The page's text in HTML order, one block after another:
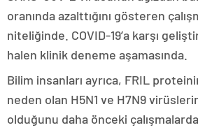
oranında azalttığını gösteren
niteliğinde. COVID-19’a karşı
halen klinik deneme aşamasında.
Bilim insanları ayrıca, FRIL
neden olan H5N1 ve H7N9
olduğunu daha önceki